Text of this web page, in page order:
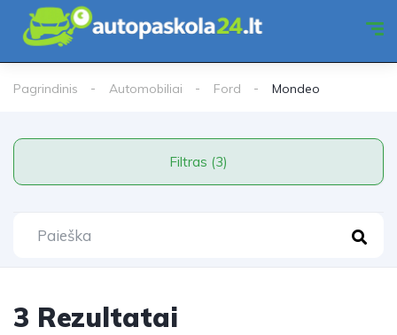
Pagrindinis Automobiliai Ford Mondeo
Filtras (3)
3 Rezultatai